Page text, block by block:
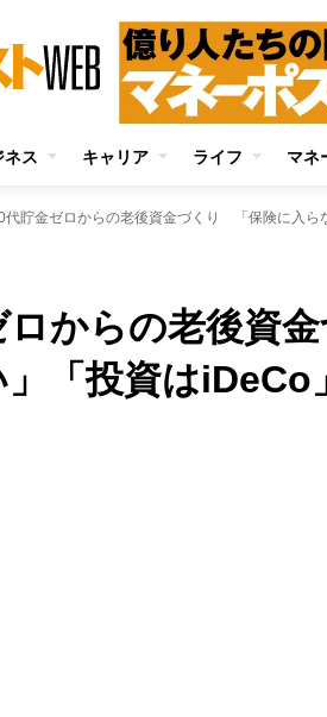
ネス キャリア ライフ マネ
代貯金ゼロからの老後資金づくり 「保険に入ら
ロからの老後資
「投資はiDeCo